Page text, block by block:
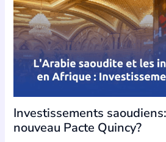
Investissements
nouveau Pacte Quincy?